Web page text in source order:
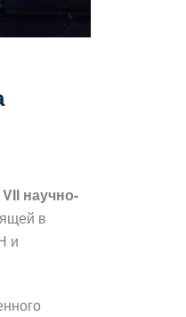
VII научно-
в
и